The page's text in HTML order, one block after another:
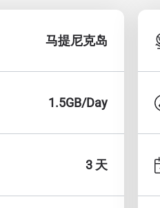
马提尼克岛
1.5GB/Day
3 天